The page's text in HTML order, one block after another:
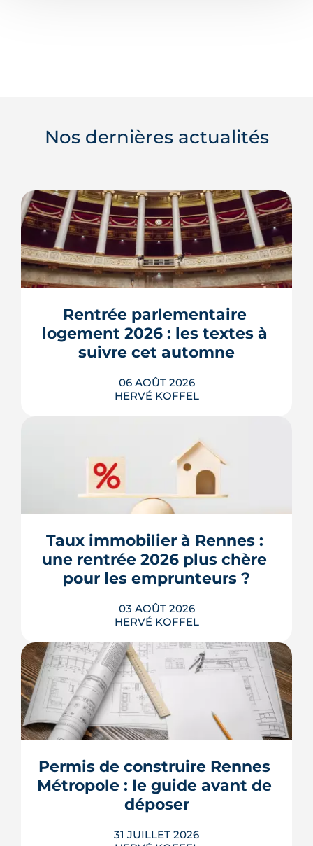
Nos dernières actualités
Rentrée parlementaire
logement 2026 : les textes à
suivre cet automne
06 AOÛT 2026
HERVÉ KOFFEL
Après un printemps d'annonces,
l'automne 2026 sera l'heure de vérité
pour le logement. Trois dossiers
parlementaires, du projet de loi
qui devient vraiment applicable pour
les propriétaires, les bailleurs et les
acheteurs.
LIRE L'ARTICLE
Taux immobilier à Rennes :
une rentrée 2026 plus chère
pour les emprunteurs ?
03 AOÛT 2026
HERVÉ KOFFEL
Les taux de crédit se sont stabilisés cet
été, mais au-dessus de leur niveau du
printemps. À Rennes, la hausse des prix
resserrent le budget des acheteurs à la
rentrée 2026.
LIRE L'ARTICLE
Permis de construire Rennes
Métropole : le guide avant de
déposer
31 JUILLET 2026